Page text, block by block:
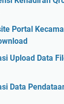
Portal
Upload Data
Data